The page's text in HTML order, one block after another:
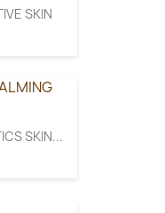
SKIN
SKIN...